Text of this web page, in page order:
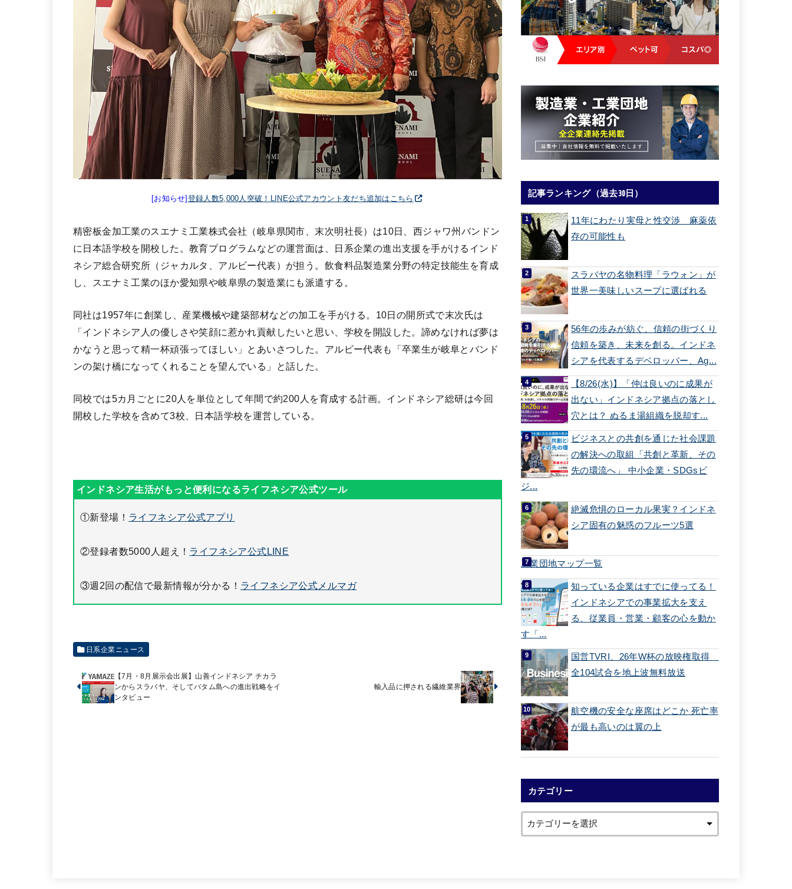
[お知らせ] 登録人数5,000人突破！LINE公式アカウント友だち追加はこちら
精密板金加工業のスエナミ工業株式会社（岐阜県関市、末次明社長）は10日、西ジャワ州バンドン
に日本語学校を開校した。教育プログラムなどの運営面は、日系企業の進出支援を手がけるインド
ネシア総合研究所（ジャカルタ、アルビー代表）が担う。飲食料品製造業分野の特定技能生を育成
し、スエナミ工業のほか愛知県や岐阜県の製造業にも派遣する。
同社は1957年に創業し、産業機械や建築部材などの加工を手がける。10日の開所式で末次氏は
「インドネシア人の優しさや笑顔に惹かれ貢献したいと思い、学校を開設した。諦めなければ夢は
かなうと思って精一杯頑張ってほしい」とあいさつした。アルビー代表も「卒業生が岐阜とバンド
ンの架け橋になってくれることを望んでいる」と話した。
同校では5カ月ごとに20人を単位として年間で約200人を育成する計画。インドネシア総研は今回
開校した学校を含めて3校、日本語学校を運営している。
①新登場！ ライフネシア公式アプリ
②登録者数5000人超え！ ライフネシア公式LINE
③週2回の配信で最新情報が分かる！ ライフネシア公式メルマガ
日系企業ニュース
【7月・8月展示会出展】山善インドネシア チカラ
ンからスラバヤ、そしてバタム島への進出戦略をイ
ンタビュー
輸入品に押される繊維業界
記事ランキング（過去30日）
11年にわたり実母と性交渉 麻薬依
存の可能性も
スラバヤの名物料理「ラウォン」が
世界一美味しいスープに選ばれる
56年の歩みが紡ぐ、信頼の街づくり
信頼を築き、未来を創る。インドネ
シアを代表するデベロッパー、Ag...
【8/26(水)】「仲は良いのに成果が
出ない」インドネシア拠点の落とし
穴とは？ ぬるま湯組織を脱却す...
ビジネスとの共創を通じた社会課題
の解決への取組「共創と革新、その
先の環流へ」 中小企業・SDGsビ
ジ...
絶滅危惧のローカル果実？インドネ
シア固有の魅惑のフルーツ5選
工業団地マップ一覧
知っている企業はすでに使ってる！
インドネシアでの事業拡大を支え
る、従業員・営業・顧客の心を動か
す「...
国営TVRI、26年W杯の放映権取得
全104試合を地上波無料放送
航空機の安全な座席はどこか 死亡率
が最も高いのは翼の上
カテゴリー